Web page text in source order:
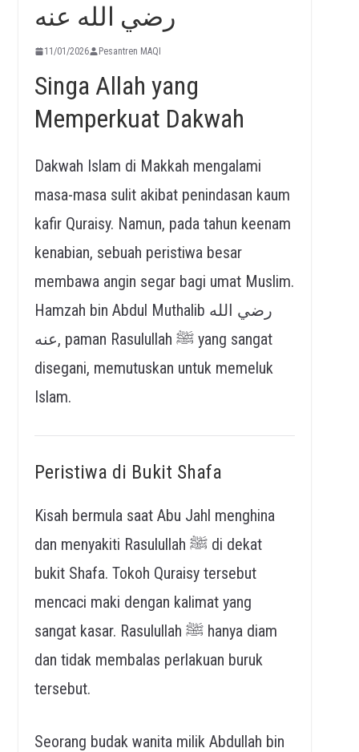
رضي الله عنه
11/01/2026 Pesantren MAQI
Singa Allah yang
Memperkuat Dakwah
Dakwah Islam di Makkah mengalami
masa-masa sulit akibat penindasan kaum
kafir Quraisy. Namun, pada tahun keenam
kenabian, sebuah peristiwa besar
membawa angin segar bagi umat Muslim.
Hamzah bin Abdul Muthalib رضي الله
عنه, paman Rasulullah ﷺ yang sangat
disegani, memutuskan untuk memeluk
Islam.
Peristiwa di Bukit Shafa
Kisah bermula saat Abu Jahl menghina
dan menyakiti Rasulullah ﷺ di dekat
bukit Shafa. Tokoh Quraisy tersebut
mencaci maki dengan kalimat yang
sangat kasar. Rasulullah ﷺ hanya diam
dan tidak membalas perlakuan buruk
tersebut.
Seorang budak wanita milik Abdullah bin